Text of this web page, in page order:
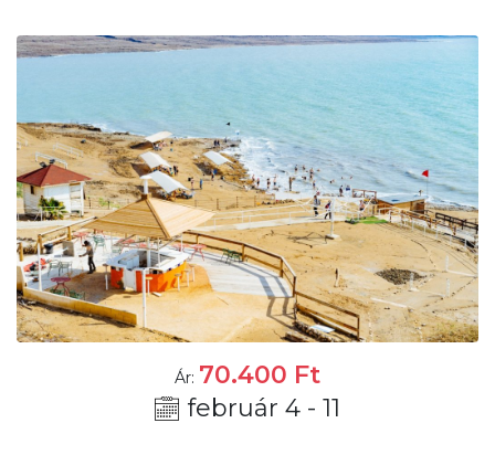
Ár: 70.400 Ft
február 4 - 11